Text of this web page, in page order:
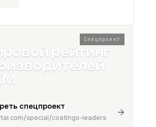
Спецпроект
рейтинг
спецпроект
special/coatings-leaders